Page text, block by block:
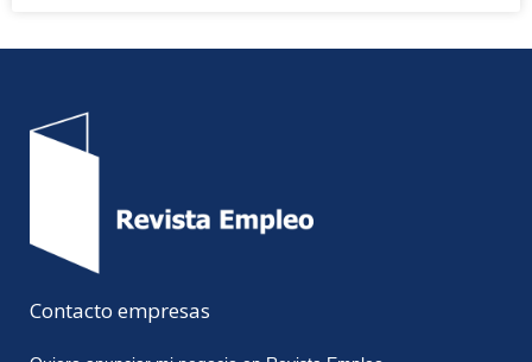
Contacto empresas